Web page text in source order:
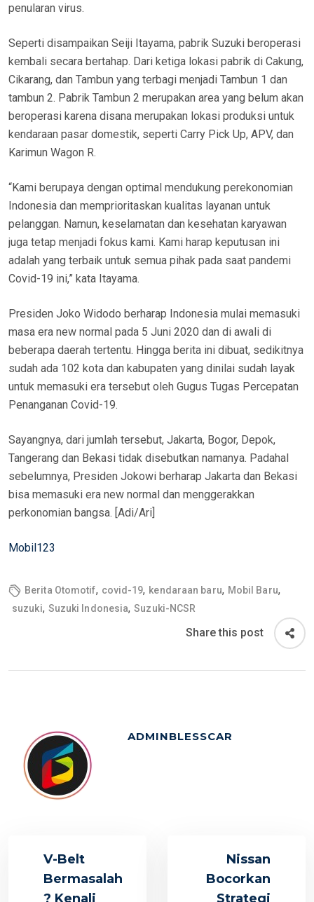
penularan virus.
Seperti disampaikan Seiji Itayama, pabrik Suzuki beroperasi
kembali secara bertahap. Dari ketiga lokasi pabrik di Cakung,
Cikarang, dan Tambun yang terbagi menjadi Tambun 1 dan
tambun 2. Pabrik Tambun 2 merupakan area yang belum akan
beroperasi karena disana merupakan lokasi produksi untuk
kendaraan pasar domestik, seperti Carry Pick Up, APV, dan
Karimun Wagon R.
“Kami berupaya dengan optimal mendukung perekonomian
Indonesia dan memprioritaskan kualitas layanan untuk
pelanggan. Namun, keselamatan dan kesehatan karyawan
juga tetap menjadi fokus kami. Kami harap keputusan ini
adalah yang terbaik untuk semua pihak pada saat pandemi
Covid-19 ini,” kata Itayama.
Presiden Joko Widodo berharap Indonesia mulai memasuki
masa era new normal pada 5 Juni 2020 dan di awali di
beberapa daerah tertentu. Hingga berita ini dibuat, sedikitnya
sudah ada 102 kota dan kabupaten yang dinilai sudah layak
untuk memasuki era tersebut oleh Gugus Tugas Percepatan
Penanganan Covid-19.
Sayangnya, dari jumlah tersebut, Jakarta, Bogor, Depok,
Tangerang dan Bekasi tidak disebutkan namanya. Padahal
sebelumnya, Presiden Jokowi berharap Jakarta dan Bekasi
bisa memasuki era new normal dan menggerakkan
perkonomian bangsa. [Adi/Ari]
Mobil123
Berita Otomotif, covid-19, kendaraan baru, Mobil Baru,
suzuki, Suzuki Indonesia, Suzuki-NCSR
Share this post
ADMINBLESSCAR
V-Belt
Bermasalah
? Kenali
Nissan
Bocorkan
Strategi